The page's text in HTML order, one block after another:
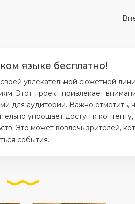
языке бесплатно!
увлекательной сюжетной
Этот проект привлекает
для аудитории. Важно отметить,
упрощает доступ к контенту,
Это может вовлечь зрителей,
события.